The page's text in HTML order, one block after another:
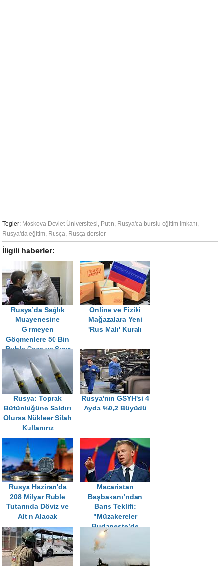
Tegler: Moskova Devlet Üniversitesi, Putin, Rusya'da burslu eğitim imkanı,
Rusya'da eğitim, Rusça, Rusça dersler
İligili haberler:
Rusya’da Sağlık
Muayenesine
Girmeyen
Göçmenlere 50 Bin
Ruble Ceza ve Sınır
Online ve Fiziki
Mağazalara Yeni
'Rus Malı' Kuralı
Rusya: Toprak
Bütünlüğüne Saldırı
Olursa Nükleer Silah
Kullanırız
Rusya'nın GSYH'si 4
Ayda %0,2 Büyüdü
Rusya Haziran'da
208 Milyar Ruble
Tutarında Döviz ve
Altın Alacak
Macaristan
Başbakanı’ndan
Barış Teklifi:
"Müzakereler
Budapeşte’de
Yapılabilir"